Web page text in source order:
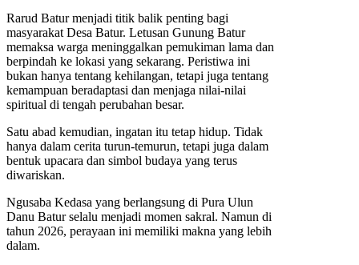
Rarud Batur menjadi titik balik penting bagi
masyarakat Desa Batur. Letusan Gunung Batur
memaksa warga meninggalkan pemukiman lama dan
berpindah ke lokasi yang sekarang. Peristiwa ini
bukan hanya tentang kehilangan, tetapi juga tentang
kemampuan beradaptasi dan menjaga nilai-nilai
spiritual di tengah perubahan besar.
Satu abad kemudian, ingatan itu tetap hidup. Tidak
hanya dalam cerita turun-temurun, tetapi juga dalam
bentuk upacara dan simbol budaya yang terus
diwariskan.
Ngusaba Kedasa yang berlangsung di Pura Ulun
Danu Batur selalu menjadi momen sakral. Namun di
tahun 2026, perayaan ini memiliki makna yang lebih
dalam.